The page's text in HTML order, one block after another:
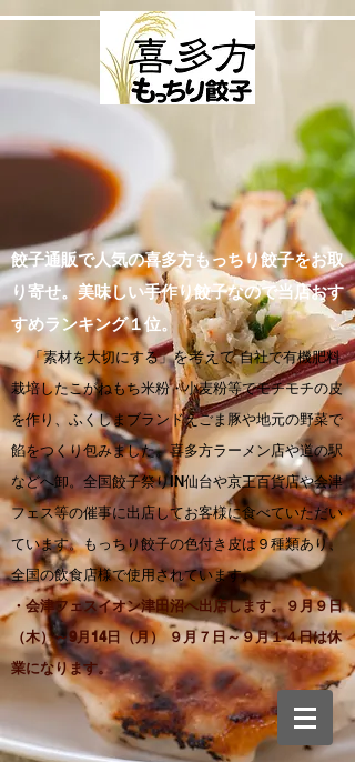
餃子通販で人気の喜多方もっちり餃子をお取
り寄せ。美味しい手作り餃子なので当店おす
すめランキング１位。
「素材を大切にする」を考えて自社で有機肥料
栽培したこがねもち米粉・小麦粉等でモチモチの皮
を作り、ふくしまブランドえごま豚や地元の野菜で
餡をつくり包みました。喜多方ラーメン店や道の駅
などへ卸。全国餃子祭りIN仙台や京王百貨店や会津
フェス等の催事に出店してお客様に食べていただい
ています。もっちり餃子の色付き皮は９種類あり、
全国の飲食店様で使用されています。
・会津フェスイオン津田沼へ出店します。９月９日
（木）～9月14日（月） ９月７日～９月１４日は休
業になります。